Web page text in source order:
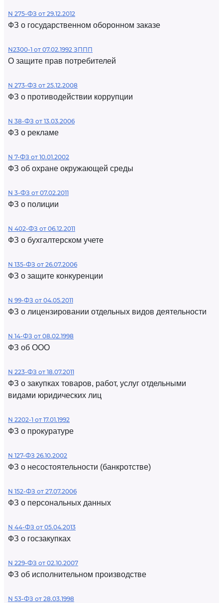
N 275-ФЗ от 29.12.2012
ФЗ о государственном оборонном заказе
N2300-1 от 07.02.1992 ЗППП
О защите прав потребителей
N 273-ФЗ от 25.12.2008
ФЗ о противодействии коррупции
N 38-ФЗ от 13.03.2006
ФЗ о рекламе
N 7-ФЗ от 10.01.2002
ФЗ об охране окружающей среды
N 3-ФЗ от 07.02.2011
ФЗ о полиции
N 402-ФЗ от 06.12.2011
ФЗ о бухгалтерском учете
N 135-ФЗ от 26.07.2006
ФЗ о защите конкуренции
N 99-ФЗ от 04.05.2011
ФЗ о лицензировании отдельных видов деятельности
N 14-ФЗ от 08.02.1998
ФЗ об ООО
N 223-ФЗ от 18.07.2011
ФЗ о закупках товаров, работ, услуг отдельными
видами юридических лиц
N 2202-1 от 17.01.1992
ФЗ о прокуратуре
N 127-ФЗ 26.10.2002
ФЗ о несостоятельности (банкротстве)
N 152-ФЗ от 27.07.2006
ФЗ о персональных данных
N 44-ФЗ от 05.04.2013
ФЗ о госзакупках
N 229-ФЗ от 02.10.2007
ФЗ об исполнительном производстве
N 53-ФЗ от 28.03.1998